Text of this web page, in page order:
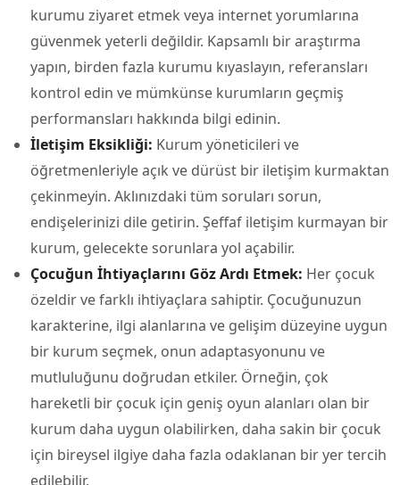
kurumu ziyaret etmek veya internet yorumlarına
güvenmek yeterli değildir. Kapsamlı bir araştırma
yapın, birden fazla kurumu kıyaslayın, referansları
kontrol edin ve mümkünse kurumların geçmiş
performansları hakkında bilgi edinin.
İletişim Eksikliği: Kurum yöneticileri ve
öğretmenleriyle açık ve dürüst bir iletişim kurmaktan
çekinmeyin. Aklınızdaki tüm soruları sorun,
endişelerinizi dile getirin. Şeffaf iletişim kurmayan bir
kurum, gelecekte sorunlara yol açabilir.
Çocuğun İhtiyaçlarını Göz Ardı Etmek: Her çocuk
özeldir ve farklı ihtiyaçlara sahiptir. Çocuğunuzun
karakterine, ilgi alanlarına ve gelişim düzeyine uygun
bir kurum seçmek, onun adaptasyonunu ve
mutluluğunu doğrudan etkiler. Örneğin, çok
hareketli bir çocuk için geniş oyun alanları olan bir
kurum daha uygun olabilirken, daha sakin bir çocuk
için bireysel ilgiye daha fazla odaklanan bir yer tercih
edilebilir.